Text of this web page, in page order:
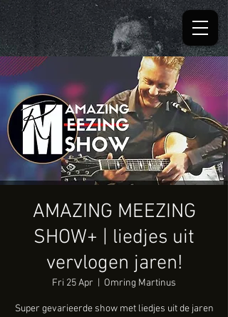
AMAZING MEEZING
SHOW+ | liedjes uit
vervlogen jaren!
Fri 25 Apr Omring Martinus
Super gevarieerde show met liedjes uit de jaren